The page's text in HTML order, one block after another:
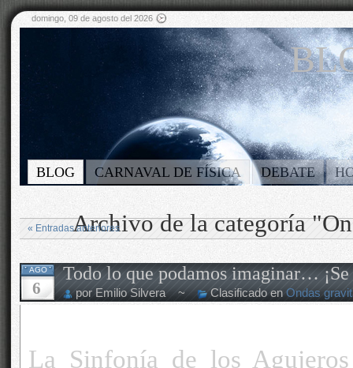
domingo, 09 de agosto del 2026
BLOG CARNAVAL DE FÍSICA DEBATE
Archivo de la categoría
« Entradas anteriores
AGO
6
Todo lo que podamos imaginar…
por Emilio Silvera ~ Clasificado enOndas
La Sinfonía de los